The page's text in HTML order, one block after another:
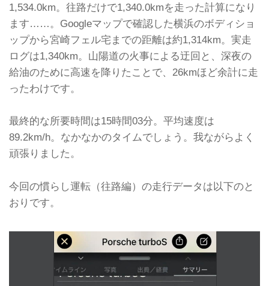
1,534.0km。往路だけで1,340.0kmを走った計算になり
ます……。Googleマップで確認した横浜のボディショ
ップから宮崎フェル宅までの距離は約1,314km。実走
ログは1,340km。山陽道の火事による迂回と、深夜の
給油のために高速を降りたことで、26kmほど余計に走
ったわけです。
最終的な所要時間は15時間03分。平均速度は
89.2km/h。なかなかのタイムでしょう。我ながらよく
頑張りました。
今回の慣らし運転（往路編）の走行データは以下のと
おりです。